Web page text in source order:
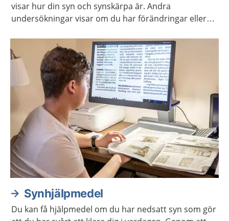
visar hur din syn och synskärpa är. Andra
undersökningar visar om du har förändringar eller
Synhjälpmedel
Du kan få hjälpmedel om du har nedsatt syn som gör